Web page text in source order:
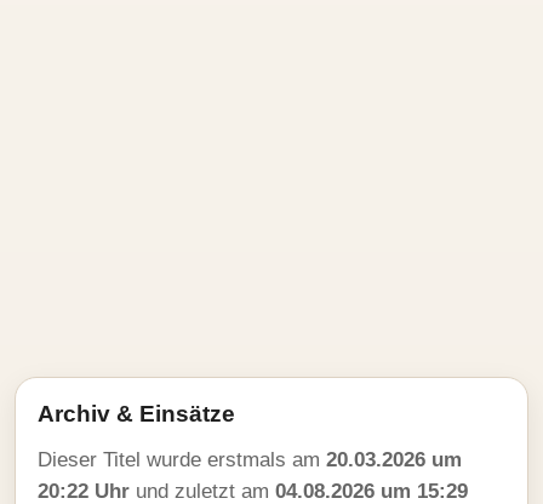
Archiv & Einsätze
Dieser Titel wurde erstmals am 20.03.2026 um
20:22 Uhr und zuletzt am 04.08.2026 um 15:29